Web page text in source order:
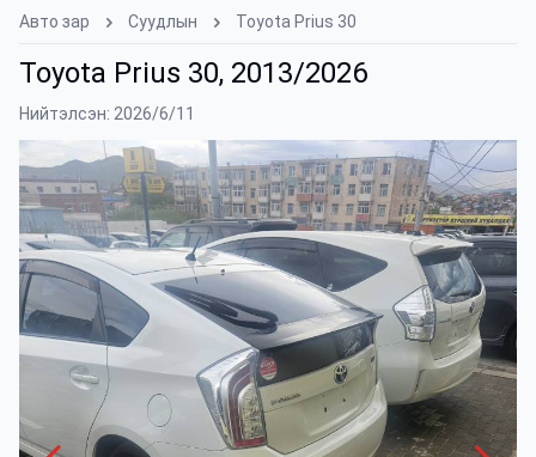
Авто зар Суудлын Toyota Prius 30
Toyota Prius 30, 2013/2026
Нийтэлсэн: 2026/6/11